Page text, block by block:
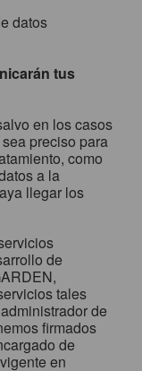
datos
tus
en los casos
preciso para
como
a la
llegar los
de
tales
de
firmados
de
en